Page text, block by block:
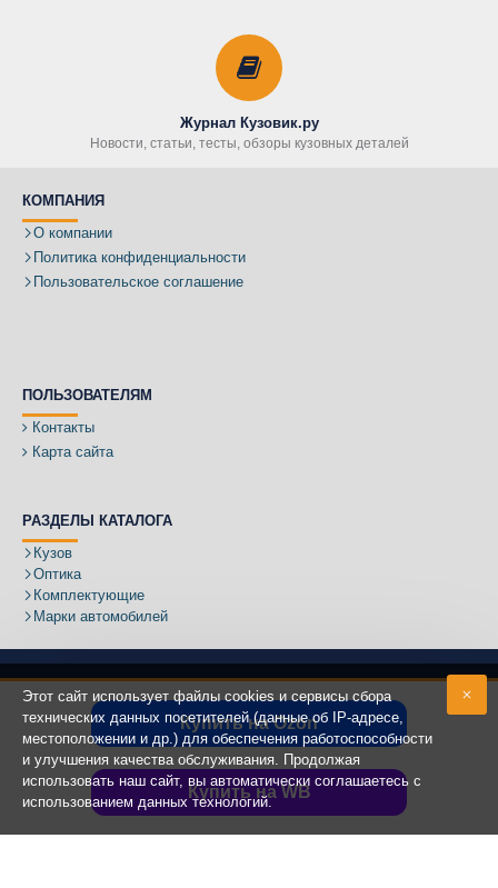
Купить на Ozon
Купить на WB
Журнал Кузовик.ру
Новости, статьи, тесты, обзоры кузовных деталей
КОМПАНИЯ
О компании
Политика конфиденциальности
Пользовательское соглашение
ПОЛЬЗОВАТЕЛЯМ
Контакты
Карта сайта
РАЗДЕЛЫ КАТАЛОГА
Кузов
Оптика
Комплектующие
Марки автомобилей
Адрес:
Copyright ©2020 - 2025КУЗОВИК.РУ
Этот сайт использует файлы cookies и сервисы сбора
технических данных посетителей (данные об IP-адресе,
местоположении и др.) для обеспечения работоспособности
и улучшения качества обслуживания. Продолжая
использовать наш сайт, вы автоматически соглашаетесь с
использованием данных технологий.